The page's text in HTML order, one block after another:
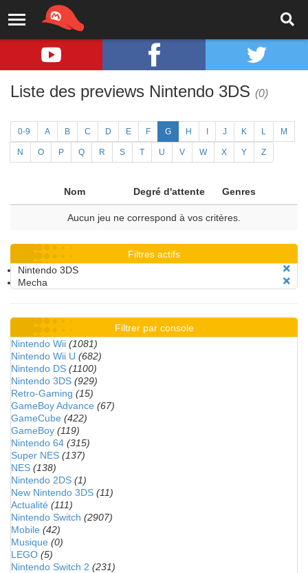
Liste des previews Nintendo 3DS (0)
0-9 A B C D E F G H J K L M
N O P Q R S T U V W X Y Z
Nom Degré d'attente Genres
Aucun jeu ne correspond à vos critères.
Filtres actifs
Nintendo 3DS
Mecha
Filtrer par console
Nintendo Wii (1081)
Nintendo Wii U (682)
Nintendo DS (1100)
Nintendo 3DS (929)
Retro-Gaming (15)
GameBoy Advance (67)
GameCube (422)
GameBoy (119)
Nintendo 64 (315)
Super NES (137)
NES (138)
Nintendo 2DS (1)
New Nintendo 3DS (11)
Actualité (111)
Nintendo Switch (2907)
Mobile (42)
Musique (0)
LEGO (5)
Nintendo Switch 2 (231)